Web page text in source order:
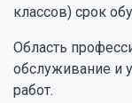
классов) срок
Область
обслуживание и
работ.